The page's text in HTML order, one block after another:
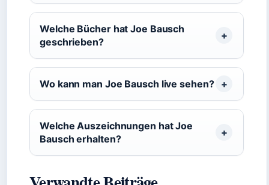
Welche Bücher hat Joe Bausch
geschrieben?
Wo kann man Joe Bausch live sehen?
Welche Auszeichnungen hat Joe
Bausch erhalten?